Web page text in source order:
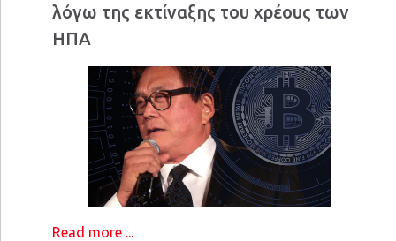
λόγω της εκτίναξης του χρέους των
ΗΠΑ
Read more ...